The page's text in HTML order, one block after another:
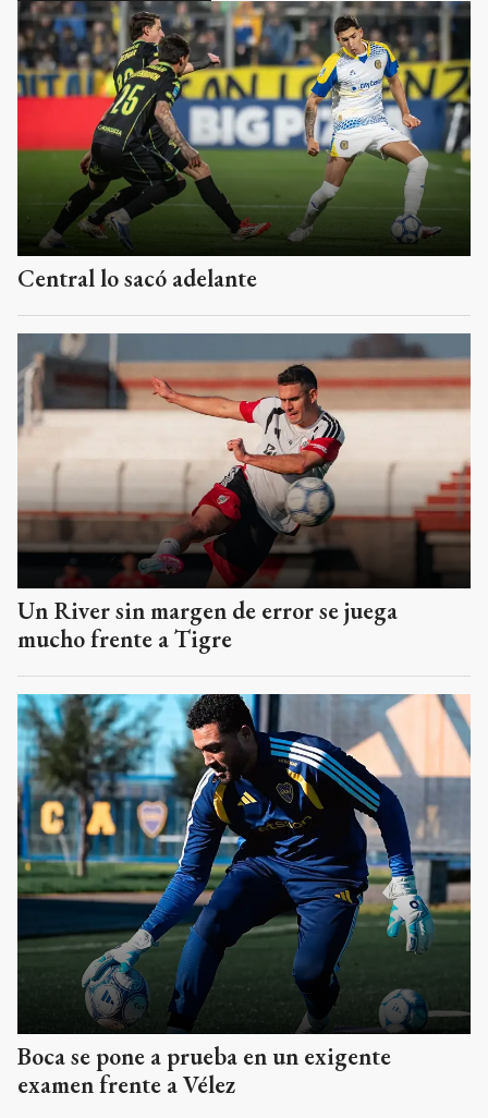
Central lo sacó adelante
Un River sin margen de error se juega
mucho frente a Tigre
Boca se pone a prueba en un exigente
examen frente a Vélez